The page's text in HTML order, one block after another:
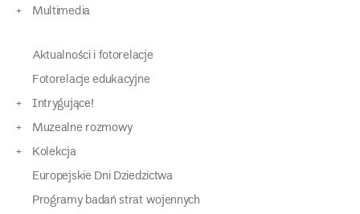
Multimedia
Aktualności i fotorelacje
Fotorelacje edukacyjne
Intrygujące!
Muzealne rozmowy
Kolekcja
Europejskie Dni Dziedzictwa
Programy badań strat wojennych